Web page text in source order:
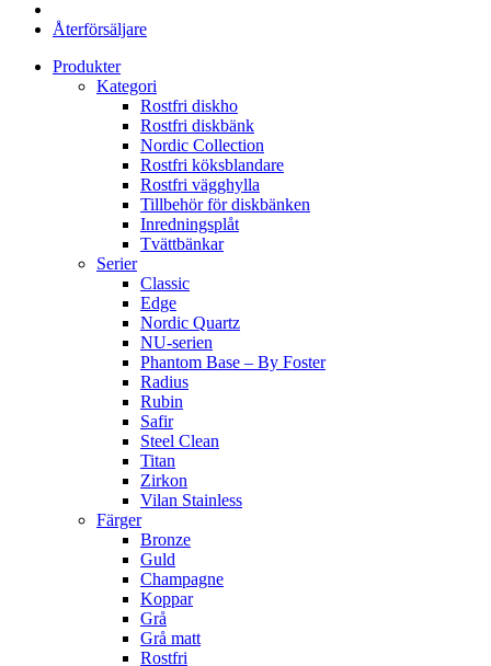
Återförsäljare
Produkter
Kategori
Rostfri diskho
Rostfri diskbänk
Nordic Collection
Rostfri köksblandare
Rostfri vägghylla
Tillbehör för diskbänken
Inredningsplåt
Tvättbänkar
Serier
Classic
Edge
Nordic Quartz
NU-serien
Phantom Base – By Foster
Radius
Rubin
Safir
Steel Clean
Titan
Zirkon
Vilan Stainless
Färger
Bronze
Guld
Champagne
Koppar
Grå
Grå matt
Rostfri